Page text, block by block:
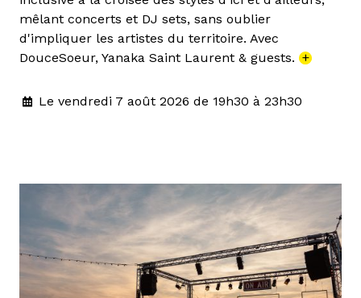
mêlant concerts et DJ sets, sans oublier
d'impliquer les artistes du territoire. Avec
DouceSoeur, Yanaka Saint Laurent & guests. +
Le vendredi 7 août 2026 de 19h30 à 23h30